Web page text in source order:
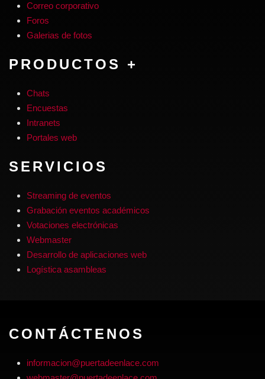
Correo corporativo
Foros
Galerias de fotos
PRODUCTOS +
Chats
Encuestas
Intranets
Portales web
SERVICIOS
Streaming de eventos
Grabación eventos académicos
Votaciones electrónicas
Webmaster
Desarrollo de aplicaciones web
Logística asambleas
CONTÁCTENOS
informacion@puertadeenlace.com